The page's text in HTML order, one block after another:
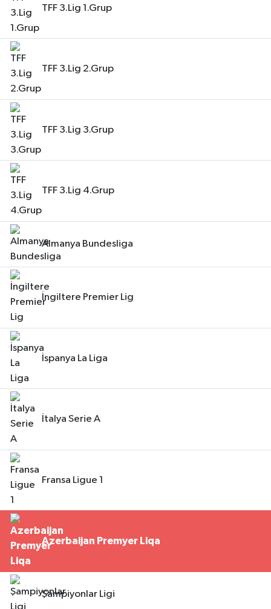
TFF 3.Lig 1.Grup
TFF 3.Lig 2.Grup
TFF 3.Lig 3.Grup
TFF 3.Lig 4.Grup
Almanya Bundesliga
İngiltere Premier Lig
İspanya La Liga
İtalya Serie A
Fransa Ligue 1
Azerbaijan Premyer Liqa
Şampiyonlar Ligi